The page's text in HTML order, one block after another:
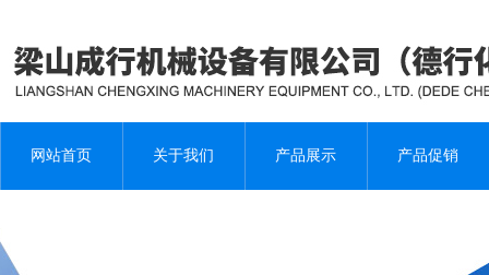
网站首页 关于我们 产品展示 产品促销